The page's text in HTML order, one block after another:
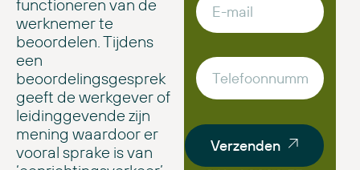
functioneren van de
werknemer te
beoordelen. Tijdens
een
beoordelingsgesprek
geeft de werkgever of
leidinggevende zijn
mening waardoor er
vooral sprake is van
Verzenden